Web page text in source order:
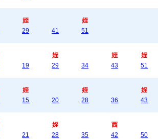
姪
29
41
姪
51
19
姪
29
34
姪
43
姪
51
姪
15
20
姪
28
36
姪
43
21
姪
28
35
西
42
50